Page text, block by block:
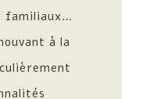
familiaux…
à la